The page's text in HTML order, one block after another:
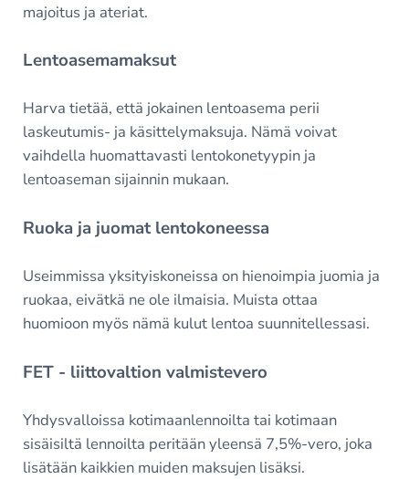
majoitus ja ateriat.
Lentoasemamaksut
Harva tietää, että jokainen lentoasema perii
laskeutumis- ja käsittelymaksuja. Nämä voivat
vaihdella huomattavasti lentokonetyypin ja
lentoaseman sijainnin mukaan.
Ruoka ja juomat lentokoneessa
Useimmissa yksityiskoneissa on hienoimpia juomia ja
ruokaa, eivätkä ne ole ilmaisia. Muista ottaa
huomioon myös nämä kulut lentoa suunnitellessasi.
FET - liittovaltion valmistevero
Yhdysvalloissa kotimaanlennoilta tai kotimaan
sisäisiltä lennoilta peritään yleensä 7,5%-vero, joka
lisätään kaikkien muiden maksujen lisäksi.